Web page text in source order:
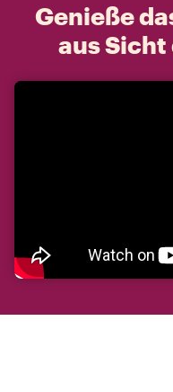
Genieße
aus